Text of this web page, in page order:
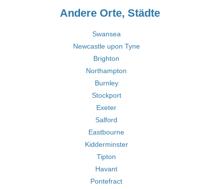
Andere Orte, Städte
Swansea
Newcastle upon Tyne
Brighton
Northampton
Burnley
Stockport
Exeter
Salford
Eastbourne
Kidderminster
Tipton
Havant
Pontefract